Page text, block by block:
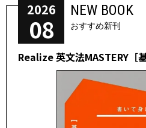
2026
08
NEW BOOK
おすすめ新刊
Realize 英文法MASTERY［